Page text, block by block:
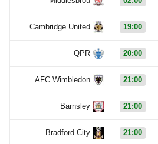
Cambridge United 19:00
QPR 20:00
AFC Wimbledon 21:00
Barnsley 21:00
Bradford City 21:00